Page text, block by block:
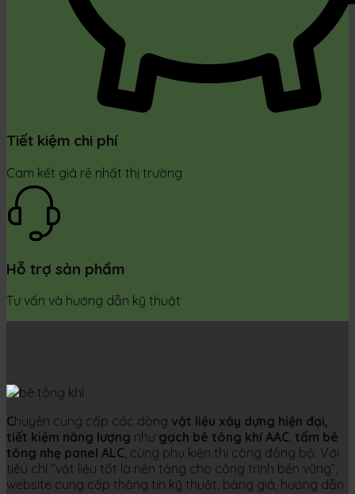
Tiết kiệm chi phí
Cam kết giá rẻ nhất thị trường
Hỗ trợ sản phẩm
Tư vấn và hướng dẫn kỹ thuật
Chuyên cung cấp các dòng vật liệu xây dựng hiện đại,
tiết kiệm năng lượng như gạch bê tông khí AAC, tấm bê
tông nhẹ panel ALC, cùng phụ kiện thi công đồng bộ. Với
tiêu chí “vật liệu tốt là nền tảng cho công trình bền vững”,
website cung cấp thông tin kỹ thuật, bảng giá, hướng dẫn